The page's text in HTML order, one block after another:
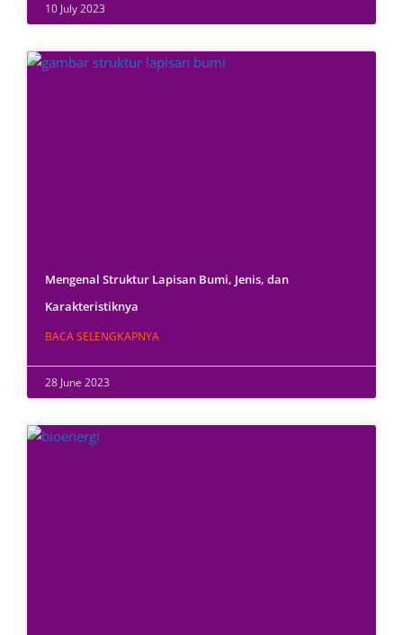
10 July 2023
Mengenal Struktur Lapisan Bumi, Jenis, dan
Karakteristiknya
BACA SELENGKAPNYA
28 June 2023